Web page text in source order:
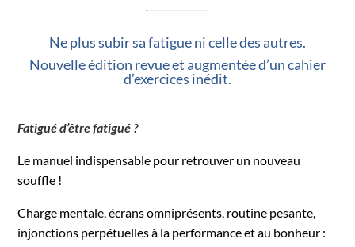
Ne plus subir sa fatigue ni celle des autres.
Nouvelle édition revue et augmentée d’un cahier
d’exercices inédit.
Fatigué d’être fatigué ?
Le manuel indispensable pour retrouver un nouveau
souffle !
Charge mentale, écrans omniprésents, routine pesante,
injonctions perpétuelles à la performance et au bonheur :